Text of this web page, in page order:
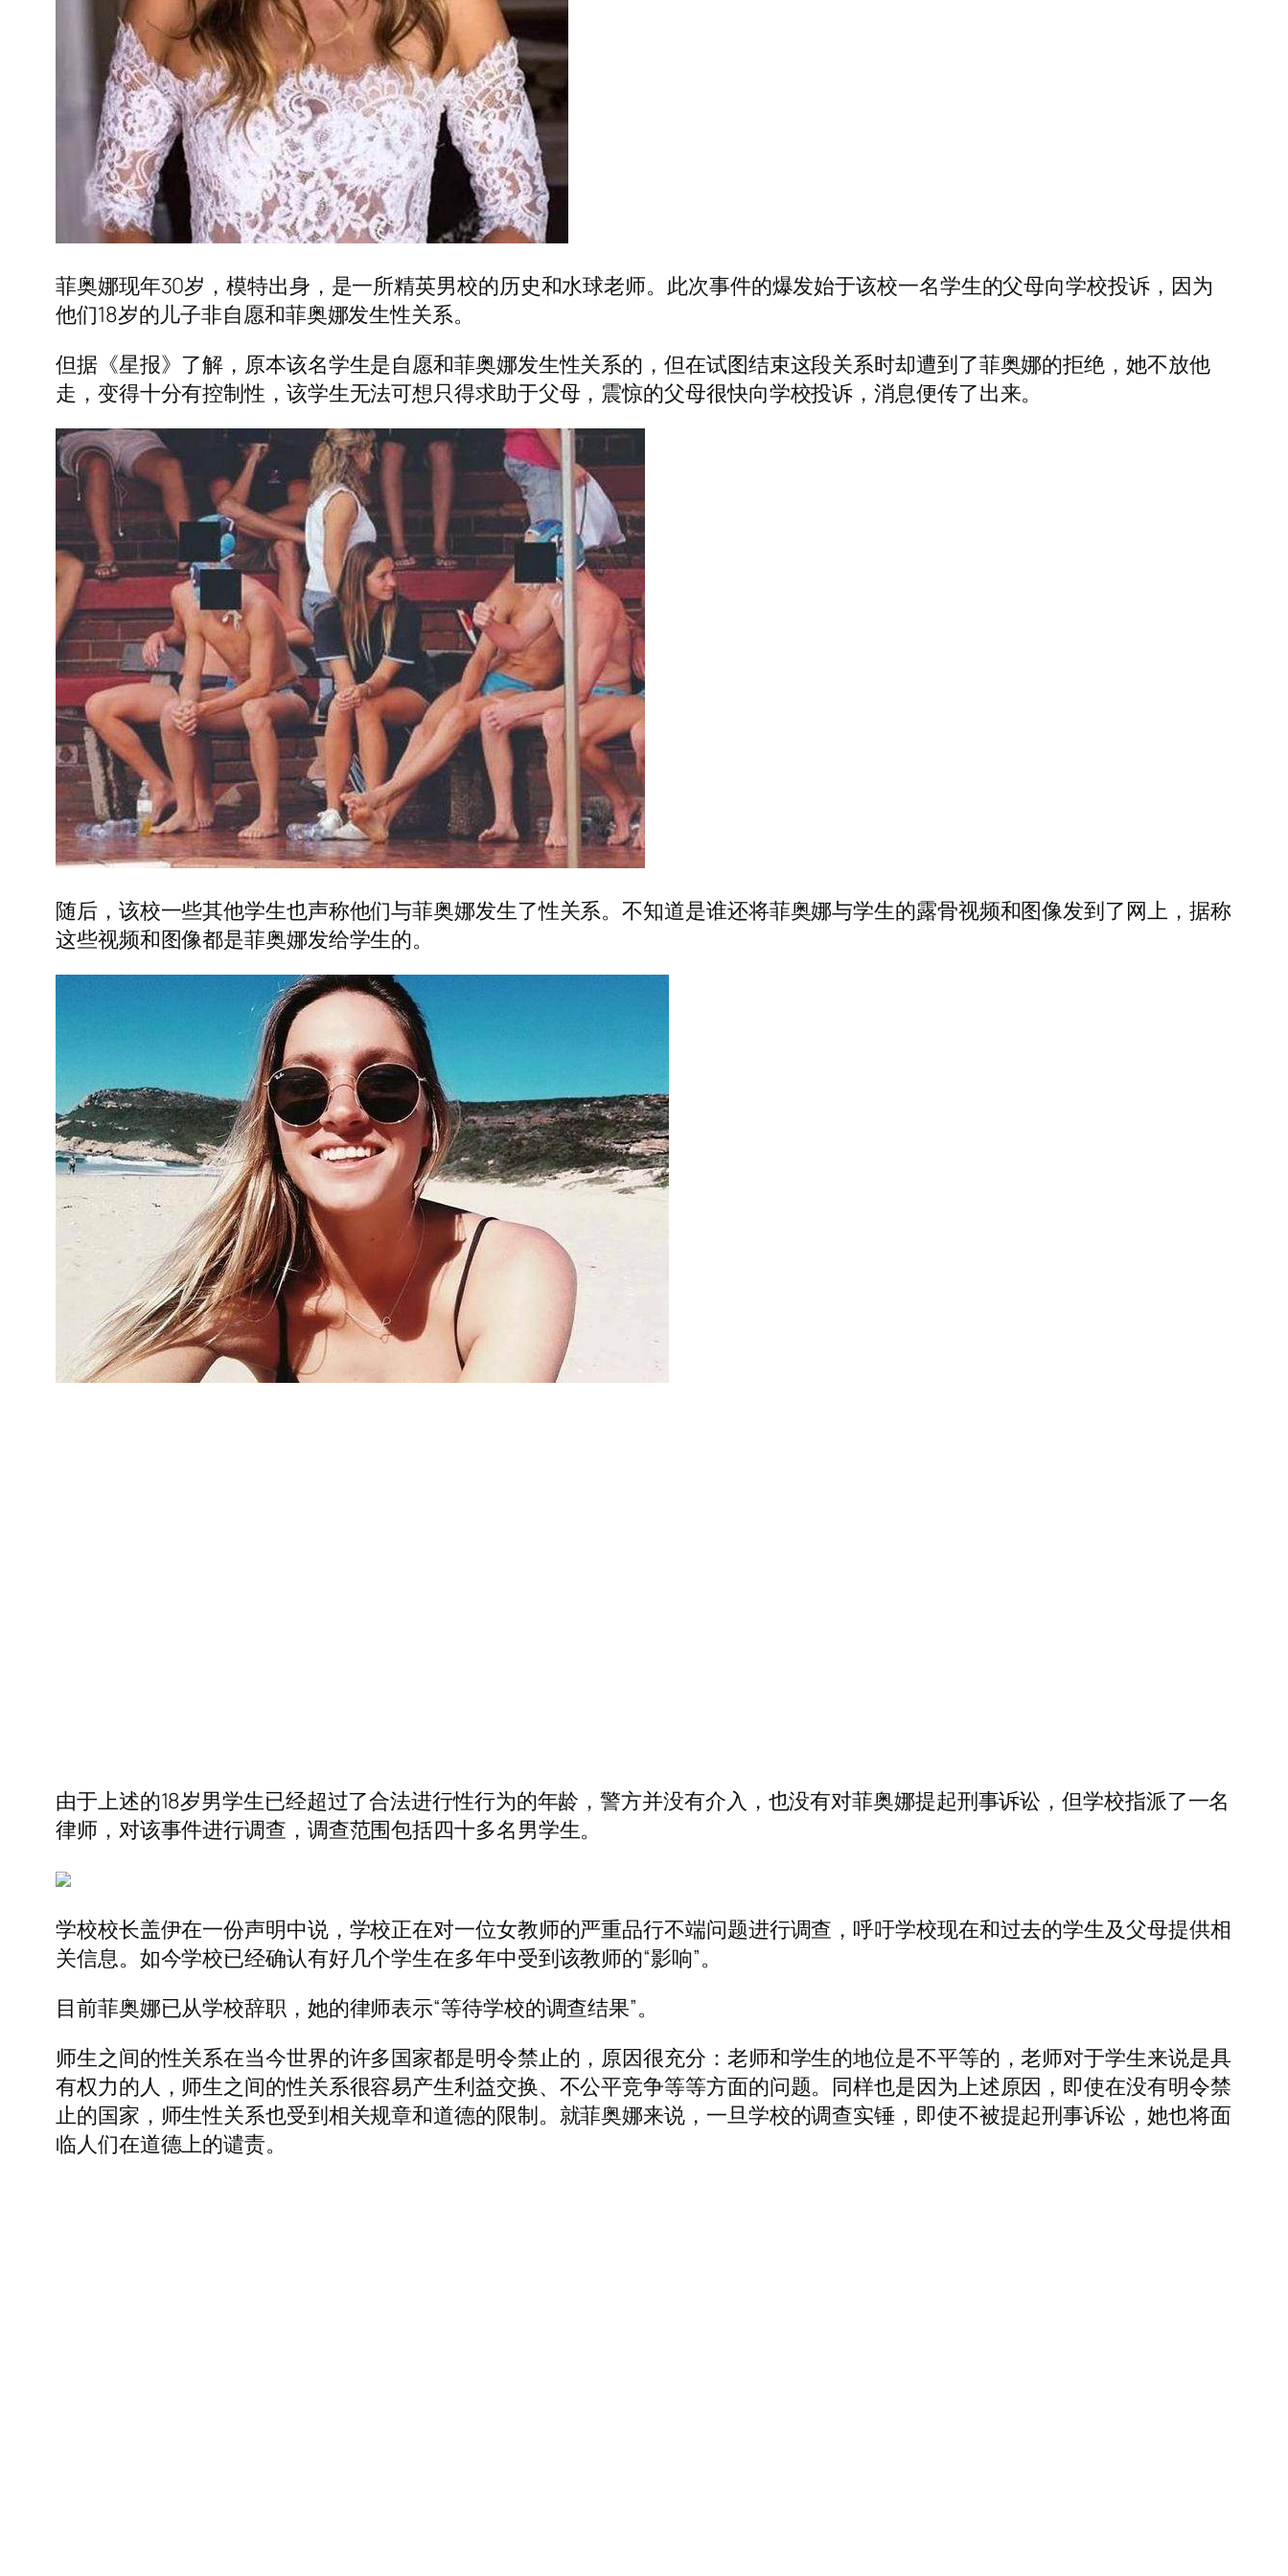
菲奥娜现年30岁，模特出身，是一所精英男校的历史和水球老师。此次事件的爆发始于该校一名学生的父母向学校投诉，因为
他们18岁的儿子非自愿和菲奥娜发生性关系。
但据《星报》了解，原本该名学生是自愿和菲奥娜发生性关系的，但在试图结束这段关系时却遭到了菲奥娜的拒绝，她不放他
走，变得十分有控制性，该学生无法可想只得求助于父母，震惊的父母很快向学校投诉，消息便传了出来。
随后，该校一些其他学生也声称他们与菲奥娜发生了性关系。不知道是谁还将菲奥娜与学生的露骨视频和图像发到了网上，据称
这些视频和图像都是菲奥娜发给学生的。
由于上述的18岁男学生已经超过了合法进行性行为的年龄，警方并没有介入，也没有对菲奥娜提起刑事诉讼，但学校指派了一名
律师，对该事件进行调查，调查范围包括四十多名男学生。
学校校长盖伊在一份声明中说，学校正在对一位女教师的严重品行不端问题进行调查，呼吁学校现在和过去的学生及父母提供相
关信息。如今学校已经确认有好几个学生在多年中受到该教师的“影响”。
目前菲奥娜已从学校辞职，她的律师表示“等待学校的调查结果”。
师生之间的性关系在当今世界的许多国家都是明令禁止的，原因很充分：老师和学生的地位是不平等的，老师对于学生来说是具
有权力的人，师生之间的性关系很容易产生利益交换、不公平竞争等等方面的问题。同样也是因为上述原因，即使在没有明令禁
止的国家，师生性关系也受到相关规章和道德的限制。就菲奥娜来说，一旦学校的调查实锤，即使不被提起刑事诉讼，她也将面
临人们在道德上的谴责。